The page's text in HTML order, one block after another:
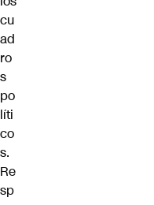
cu
ad
ro
s
po
líti
co
s.
Re
sp